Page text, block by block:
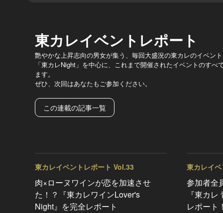
東カレイベントレポート
艶やかな上昇志向の男女が集う、毎回大盛況の東カレのイベン
「東カレNight」を中心に、これまで開催されたイベントのすべ
ます。
ぜひ、次回はあなたもご参加ください。
この連載の記事一覧
東カレイベントレポート Vol.33
肉×ローヌワインが恋を加速させ
た！？『東カレワインLover's
Night』を完全レポート
東カレイ
参加者全
『東カ
レポート